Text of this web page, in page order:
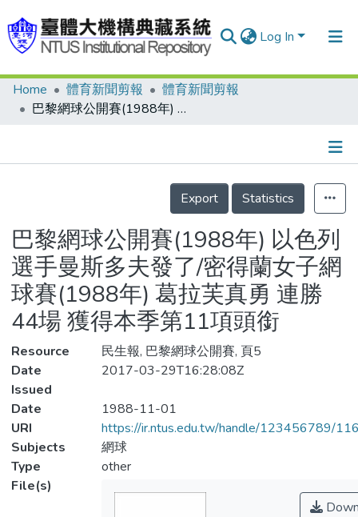
Log In
Communities & Collections
Statistics
Home 體育新聞剪報
體育新聞剪報
巴黎網球公開賽(1988年) 以色列選手曼斯多夫發了/密得蘭女子網球賽(1988年) 葛拉芙真勇 連勝44場 獲得本季第11項頭銜
Details
Export
Statistics
巴黎網球公開賽(1988年) 以色列
選手曼斯多夫發了/密得蘭女子網
球賽(1988年) 葛拉芙真勇 連勝
44場 獲得本季第11項頭銜
Resource
民生報, 巴黎網球公開賽, 頁5
Date
Issued
2017-03-29T16:28:08Z
Date
1988-11-01
URI
https://ir.ntus.edu.tw/handle/123456789/
Subjects
網球
Type
other
File(s)